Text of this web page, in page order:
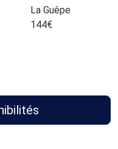
La Guêpe
144€